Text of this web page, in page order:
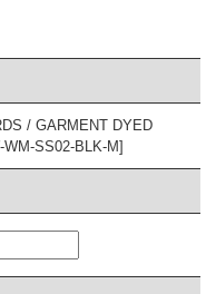
/ GARMENT DYED
SS02-BLK-M]